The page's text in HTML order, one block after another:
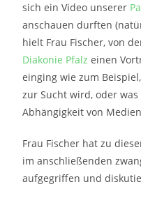
sich ein Video unserer
anschauen durften
hielt Frau Fischer, von
Diakonie Pfalz einen
einging wie zum
zur Sucht wird, oder
Abhängigkeit von
Frau Fischer hat zu
im anschließenden
aufgegriffen und